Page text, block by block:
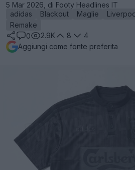
5 Mar 2026, di Footy Headlines IT
adidas
Blackout Maglie
Remake
0
2.9K 8
4
Aggiungi come fonte preferita